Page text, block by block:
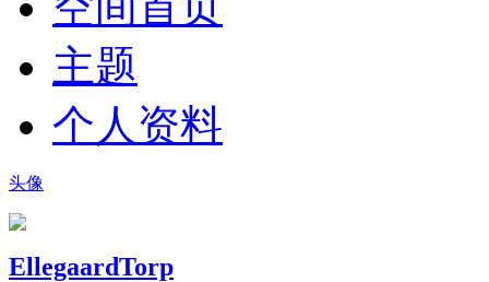
主题
个人资料
头像
EllegaardTorp